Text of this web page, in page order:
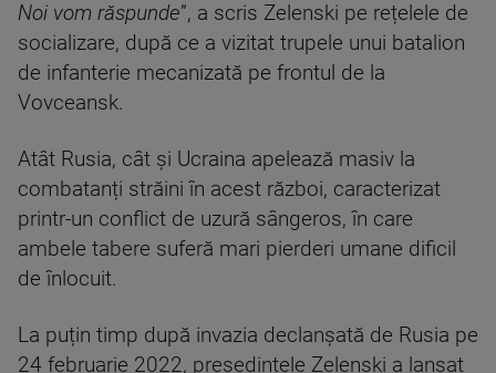
Noi vom răspunde”, a scris Zelenski pe rețelele de
socializare, după ce a vizitat trupele unui batalion
de infanterie mecanizată pe frontul de la
Vovceansk.
Atât Rusia, cât și Ucraina apelează masiv la
combatanți străini în acest război, caracterizat
printr-un conflict de uzură sângeros, în care
ambele tabere suferă mari pierderi umane dificil
de înlocuit.
La puțin timp după invazia declanșată de Rusia pe
24 februarie 2022, președintele Zelenski a lansat